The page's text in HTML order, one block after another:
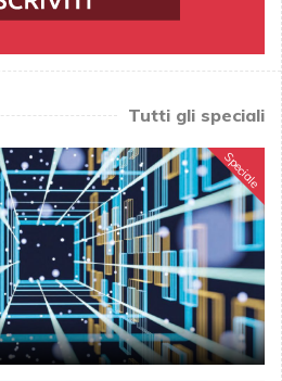
Tutti gli speciali
Speciale